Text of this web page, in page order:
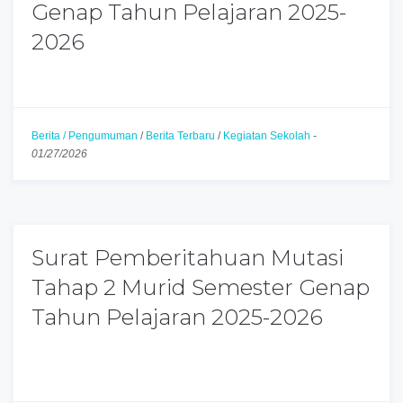
Genap Tahun Pelajaran 2025-
2026
Berita / Pengumuman / Berita Terbaru / Kegiatan Sekolah -
01/27/2026
Surat Pemberitahuan Mutasi
Tahap 2 Murid Semester Genap
Tahun Pelajaran 2025-2026